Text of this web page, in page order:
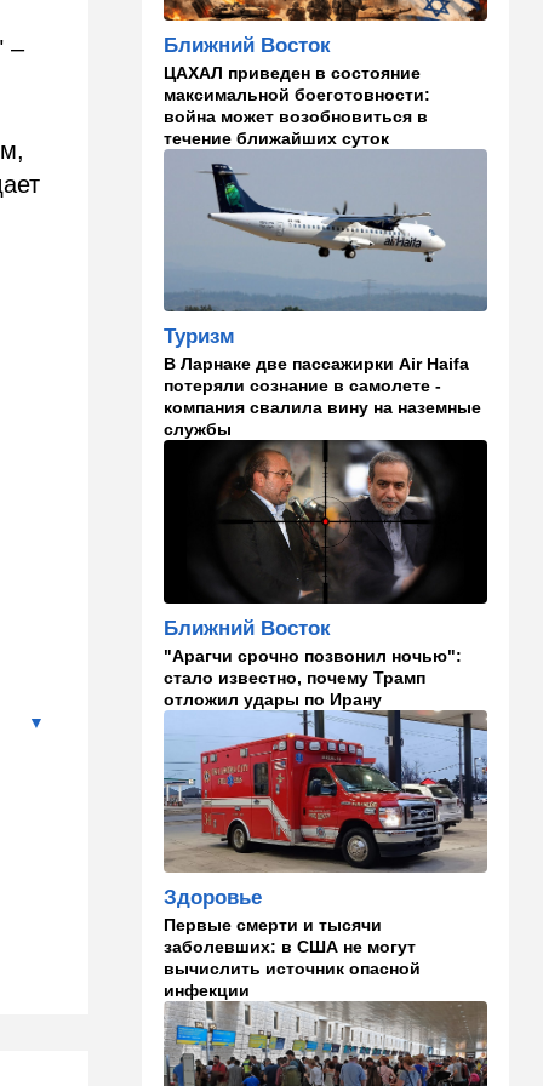
–
прочность
14:10 В мире
Заложники Сеуты: почему
марокканские подростки не
могут вернуться домой
Мнения
Несколько минут между
воем сирены и ударом
13:35 В мире
Израиля: куда ехать за
редким зрелищем 12 августа
12:40 В мире
Этна разбушевалась:
Сицилия закрыла один из
аэропортов. ВИДЕО
В мире
Российский след? В
Германии предотвратили
производителя дронов для
Украины
11:45 Израиль
Террорист "Нухбы",
участвовавший в резне 7
октября, работал в Газе
водителем грузовика
гумпомощи
11:43 В мире
К программе "спасем
Россию" от топливного
кризиса присоединилась
еще одна страна
10:40 Израиль
В Эйлатский залив приплыл
необычный гость. ВИДЕО
Ближний Восток
ЦАХАЛ приведен в состояние
максимальной боеготовности:
война может возобновиться в
течение ближайших суток
Туризм
В Ларнаке две пассажирки Air Haifa
потеряли сознание в самолете -
компания свалила вину на наземные
службы
Ближний Восток
"Арагчи срочно позвонил ночью":
стало известно, почему Трамп
отложил удары по Ирану
Здоровье
Первые смерти и тысячи
заболевших: в США не могут
вычислить источник опасной
инфекции